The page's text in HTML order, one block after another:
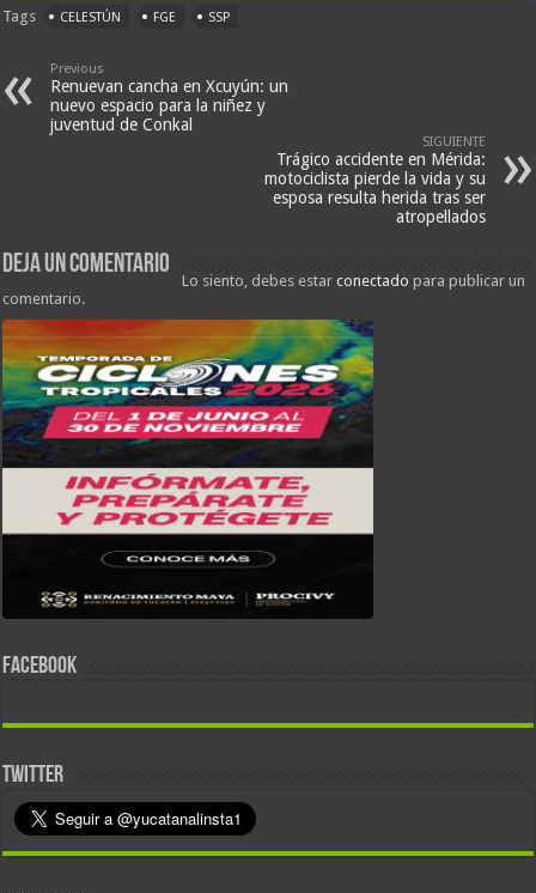
Tags CELESTÚN FGE SSP
Previous
Renuevan cancha en Xcuyún: un
nuevo espacio para la niñez y
juventud de Conkal
SIGUIENTE
Trágico accidente en Mérida:
motociclista pierde la vida y su
esposa resulta herida tras ser
atropellados
Deja un comentario
Lo siento, debes estarconectado para publicar un
comentario.
FACEBOOK
TWITTER